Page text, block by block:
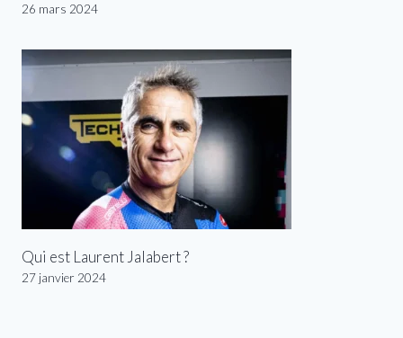
26 mars 2024
Qui est Laurent Jalabert ?
27 janvier 2024